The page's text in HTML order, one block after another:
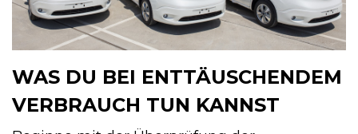
WAS DU BEI ENTTÄUSCHENDEM
VERBRAUCH TUN KANNST